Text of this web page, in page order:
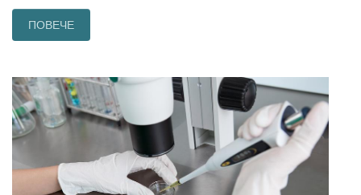
ПОВЕЧЕ